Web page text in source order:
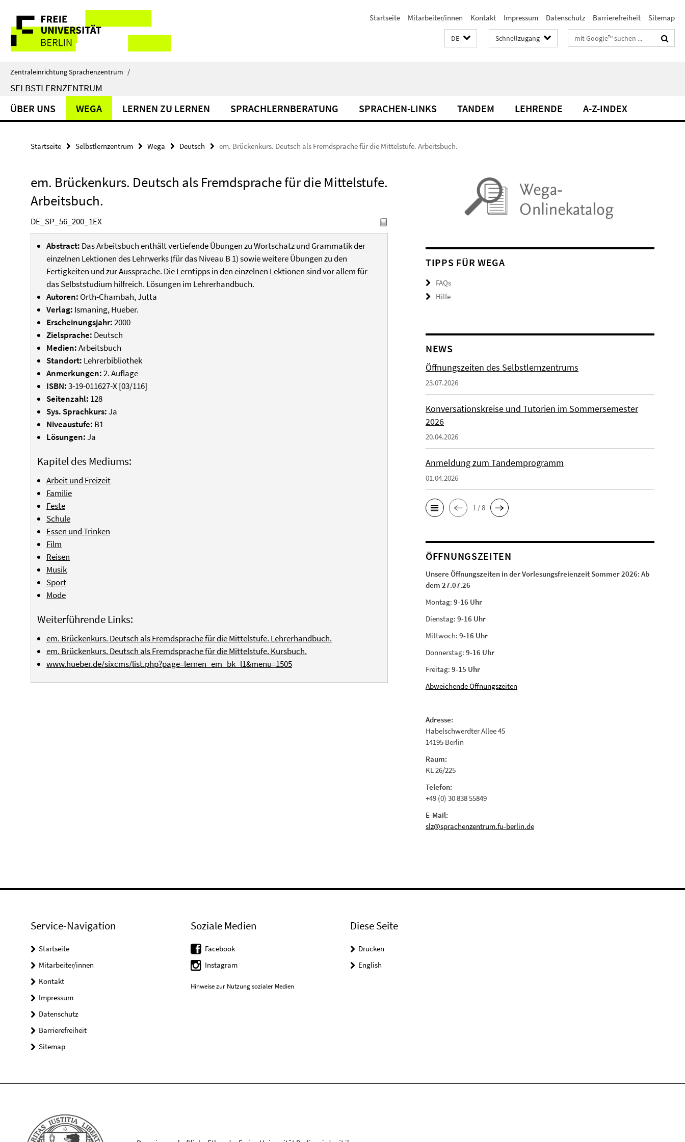
direkt
Inhalt
Service-
Navigation
Startseite Mitarbeiter/innen Kontakt Impressum Datenschutz Barrierefreiheit Sitemap
DE Schnellzugang Suchbegriffe
Zentraleinrichtung Sprachenzentrum /
SELBSTLERNZENTRUM
ÜBER UNS WEGA LERNEN ZU LERNEN SPRACHLERNBERATUNG SPRACHEN-LINKS TANDEM LEHRENDE A-Z-INDEX
Startseite Selbstlernzentrum Wega Deutsch em. Brückenkurs. Deutsch als Fremdsprache für die Mittelstufe. Arbeitsbuch.
em. Brückenkurs. Deutsch als Fremdsprache für die Mittelstufe.
Arbeitsbuch.
DE_SP_56_200_1EX
Abstract: Das Arbeitsbuch enthält vertiefende Übungen zu Wortschatz und Grammatik der
einzelnen Lektionen des Lehrwerks (für das Niveau B 1) sowie weitere Übungen zu den
Fertigkeiten und zur Aussprache. Die Lerntipps in den einzelnen Lektionen sind vor allem für
das Selbststudium hilfreich. Lösungen im Lehrerhandbuch.
Autoren: Orth-Chambah, Jutta
Verlag: Ismaning, Hueber.
Erscheinungsjahr:2000
Zielsprache: Deutsch
Medien:Arbeitsbuch
Standort: Lehrerbibliothek
Anmerkungen:2. Auflage
ISBN:3-19-011627-X [03/116]
Seitenzahl: 128
Sys. Sprachkurs:Ja
Niveaustufe: B1
Lösungen:Ja
Kapitel des Mediums:
Arbeit und Freizeit
Familie
Feste
Schule
Essen und Trinken
Film
Reisen
Musik
Sport
Mode
Weiterführende Links:
em. Brückenkurs. Deutsch als Fremdsprache für die Mittelstufe. Lehrerhandbuch.
em. Brückenkurs. Deutsch als Fremdsprache für die Mittelstufe. Kursbuch.
www.hueber.de/sixcms/list.php?page=lernen_em_bk_l1&menu=1505
TIPPS FÜR WEGA
FAQs
Hilfe
NEWS
Öffnungszeiten des Selbstlernzentrums
23.07.2026
Konversationskreise und Tutorien im Sommersemester
2026
20.04.2026
Anmeldung zum Tandemprogramm
01.04.2026
1 / 8
ÖFFNUNGSZEITEN
Unsere Öffnungszeiten in der Vorlesungsfreienzeit Sommer 2026:Ab
dem 27.07.26
Montag:9-16 Uhr
Dienstag:9-16 Uhr
Mittwoch:9-16 Uhr
Donnerstag:9-16 Uhr
Freitag:9-15 Uhr
Abweichende Öffnungszeiten
Adresse:
Habelschwerdter Allee 45
14195 Berlin
Raum:
KL 26/225
Telefon:
+49 (0) 30 838 55849
E-Mail:
slz@sprachenzentrum.fu-berlin.de
Service-Navigation
Startseite
Mitarbeiter/innen
Kontakt
Impressum
Datenschutz
Barrierefreiheit
Sitemap
Soziale Medien
Facebook
Instagram
Hinweise zur Nutzung sozialer Medien
Diese Seite
Drucken
English